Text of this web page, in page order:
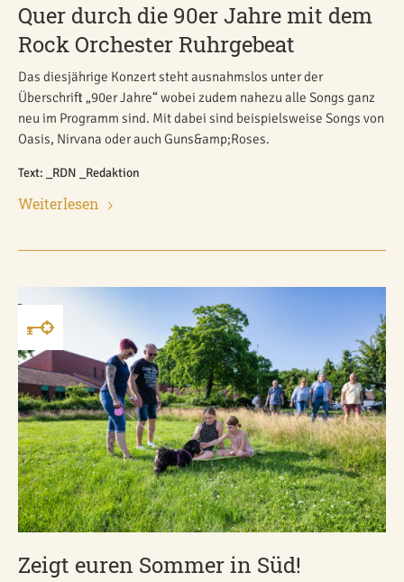
Quer durch die 90er Jahre mit dem
Rock Orchester Ruhrgebeat
Das diesjährige Konzert steht ausnahmslos unter der
Überschrift „90er Jahre“ wobei zudem nahezu alle Songs ganz
neu im Programm sind. Mit dabei sind beispielsweise Songs von
Oasis, Nirvana oder auch Guns&amp;Roses.
Text: _RDN _Redaktion
Weiterlesen
Zeigt euren Sommer in Süd!